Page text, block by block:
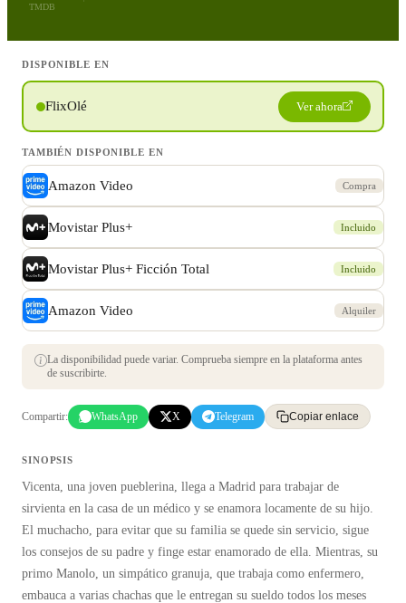
TMDB
DISPONIBLE EN
FlixOlé Ver ahora
TAMBIÉN DISPONIBLE EN
Amazon Video Compra
Movistar Plus+ Incluido
Movistar Plus+ Ficción Total Incluido
Amazon Video Alquiler
La disponibilidad puede variar. Comprueba siempre en la plataforma antes
de suscribirte.
Compartir: WhatsApp X Telegram Copiar enlace
SINOPSIS
Vicenta, una joven pueblerina, llega a Madrid para trabajar de
sirvienta en la casa de un médico y se enamora locamente de su hijo.
El muchacho, para evitar que su familia se quede sin servicio, sigue
los consejos de su padre y finge estar enamorado de ella. Mientras, su
primo Manolo, un simpático granuja, que trabaja como enfermero,
embauca a varias chachas que le entregan su sueldo todos los meses